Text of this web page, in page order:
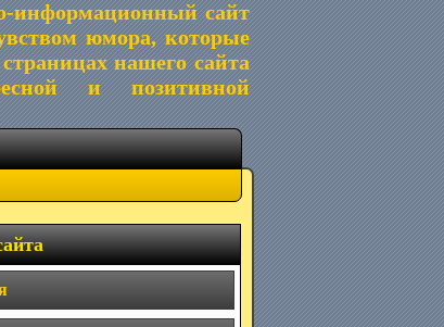
информационный сайт
юмора, которые
нашего сайта
и позитивной